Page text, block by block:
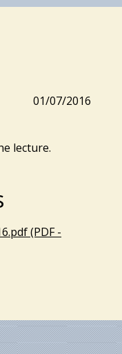
01/07/2016
lecture.
(PDF -